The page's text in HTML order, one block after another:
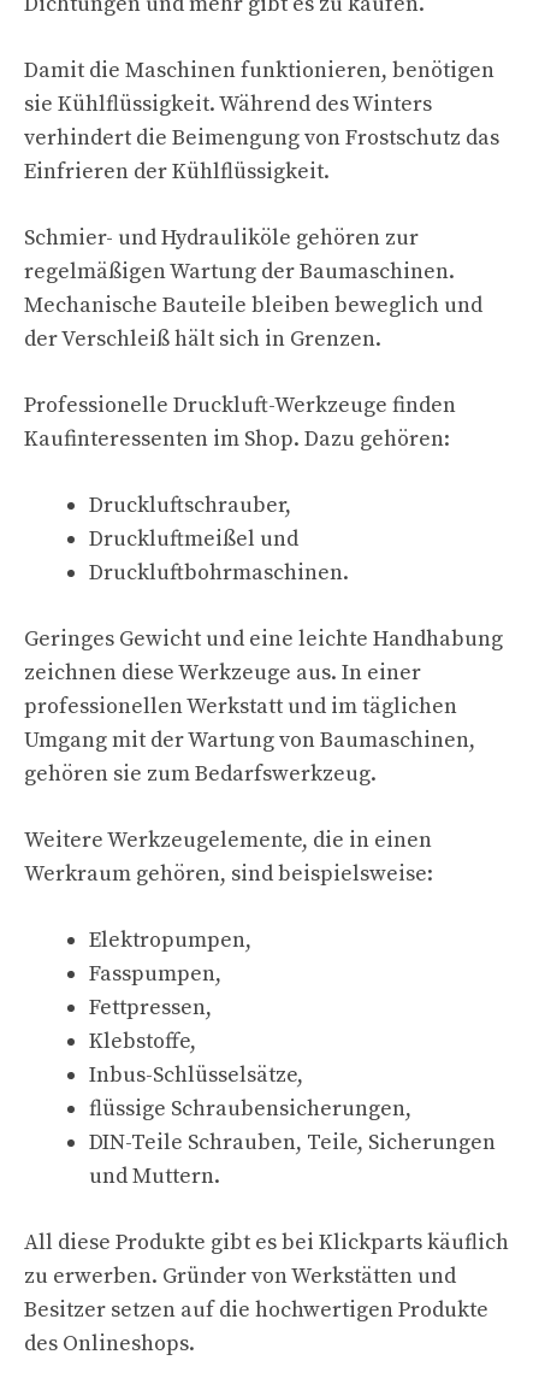
Damit die Maschinen funktionieren, benötigen
sie Kühlflüssigkeit. Während des Winters
verhindert die Beimengung von Frostschutz das
Einfrieren der Kühlflüssigkeit.
Schmier- und Hydrauliköle gehören zur
regelmäßigen Wartung der Baumaschinen.
Mechanische Bauteile bleiben beweglich und
der Verschleiß hält sich in Grenzen.
Professionelle Druckluft-Werkzeuge finden
Kaufinteressenten im Shop. Dazu gehören:
Druckluftschrauber,
Druckluftmeißel und
Druckluftbohrmaschinen.
Geringes Gewicht und eine leichte Handhabung
zeichnen diese Werkzeuge aus. In einer
professionellen Werkstatt und im täglichen
Umgang mit der Wartung von Baumaschinen,
gehören sie zum Bedarfswerkzeug.
Weitere Werkzeugelemente, die in einen
Werkraum gehören, sind beispielsweise:
Elektropumpen,
Fasspumpen,
Fettpressen,
Klebstoffe,
Inbus-Schlüsselsätze,
flüssige Schraubensicherungen,
DIN-Teile Schrauben, Teile, Sicherungen
und Muttern.
All diese Produkte gibt es bei Klickparts käuflich
zu erwerben. Gründer von Werkstätten und
Besitzer setzen auf die hochwertigen Produkte
des Onlineshops.